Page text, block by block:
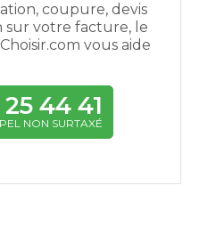
coupure, devis
sur votre facture, le
vous aide
44 41
NON SURTAXÉ